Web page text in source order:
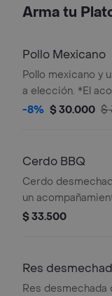
Arma tu
Pollo Mexicano
Pollo mexicano y
a elección. *El
foto es ilustrativo,
-8% $ 30.000 $
Cerdo BBQ
Cerdo
un
acompañamiento
$ 33.500
Res
criolla
Res desmechada